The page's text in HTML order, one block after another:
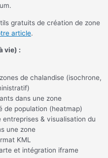
gratuits de création de zone
article.
vie) :
de chalandise (isochrone,
dans une zone
de population (heatmap)
entreprises & visualisation du
une zone
KML
et intégration iframe